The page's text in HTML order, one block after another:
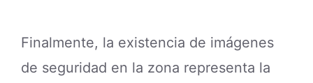
Finalmente, la existencia de imágenes
de seguridad en la zona representa la